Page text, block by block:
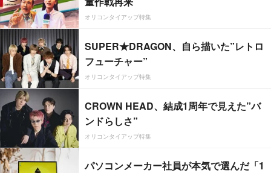
オリコンタイアップ特集
SUPER★DRAGON、自ら描いた”レトロ
フューチャー”
オリコンタイアップ特集
CROWN HEAD、結成1周年で見えた”バ
ンドらしさ”
オリコンタイアップ特集
パソコンメーカー社員が本気で選んだ「1